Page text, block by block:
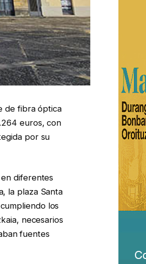
de fibra óptica
euros, con
por su
diferentes
la plaza Santa
los
necesarios
fuentes